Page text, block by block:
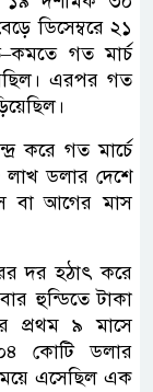
ডিসেম্বরে ২১
গত মার্চ
এরপর গত
করে গত মার্চে
লাখ ডলার দেশে
বা আগের মাস
দর হঠাৎ করে
হুন্ডিতে টাকা
প্রথম ৯ মাসে
কোটি ডলার
এসেছিল এক